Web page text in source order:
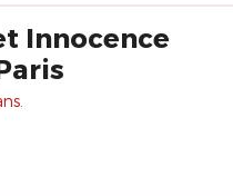
Innocence